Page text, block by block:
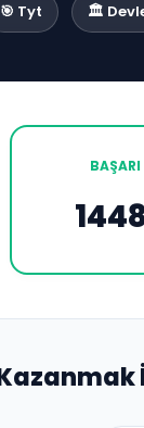
🎯 Tyt 🏛️
BAŞARI